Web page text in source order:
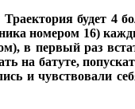
будет 4
номером 16)
в первый раз
на батуте,
и чувствовали